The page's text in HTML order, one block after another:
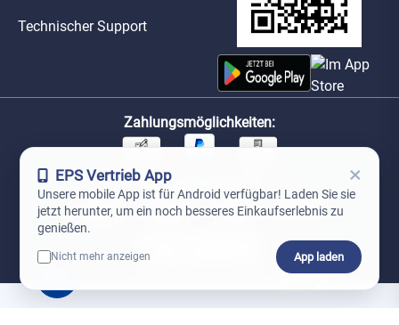
Technischer Support
Zahlungsmöglichkeiten:
Unsere Versandpartner:
EPS Vertrieb App ×
Unsere mobile App ist für Android verfügbar! Laden Sie sie
jetzt herunter, um ein noch besseres Einkaufserlebnis zu
genießen.
Nicht mehr anzeigen App laden